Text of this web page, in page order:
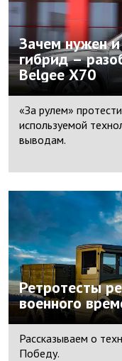
Зачем нужен
гибрид –
Belgee X70
«За рулем»
используемой
выводам.
Ретротесты
военного
Рассказываем о
Победу.